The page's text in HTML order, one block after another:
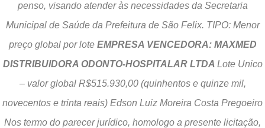
penso, visando atender às necessidades da Secretaria
Municipal de Saúde da Prefeitura de São Felix. TIPO: Menor
preço global por lote EMPRESA VENCEDORA: MAXMED
DISTRIBUIDORA ODONTO-HOSPITALAR LTDA Lote Unico
– valor global R$515.930,00 (quinhentos e quinze mil,
novecentos e trinta reais) Edson Luiz Moreira Costa Pregoeiro
Nos termo do parecer jurídico, homologo a presente licitação,